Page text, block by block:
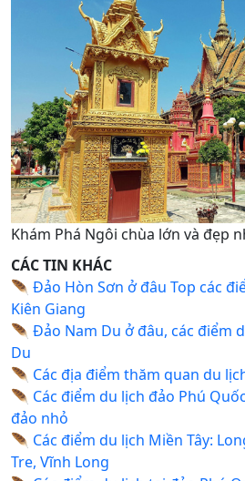
Khám Phá Ngôi chùa lớn và đẹp
CÁC TIN KHÁC
🪶 Đảo Hòn Sơn ở đâu Top các
Kiên Giang
🪶 Đảo Nam Du ở đâu, các điểm
Du
🪶 Các địa điểm thăm quan du
🪶 Các điểm du lịch đảo Phú
đảo nhỏ
🪶 Các điểm du lịch Miền Tây:
Tre, Vĩnh Long